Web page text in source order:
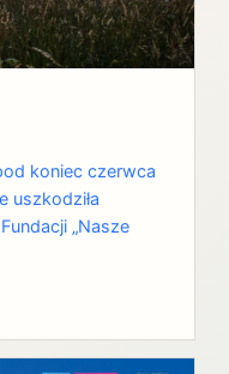
koniec czerwca
uszkodziła
„Nasze